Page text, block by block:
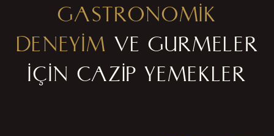
GASTRONOMİK
DENEYİM VE GURMELER
İÇİN CAZİP YEMEKLER